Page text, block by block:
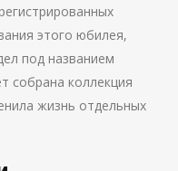
этого юбилея,
под названием
собрана коллекция
жизнь отдельных